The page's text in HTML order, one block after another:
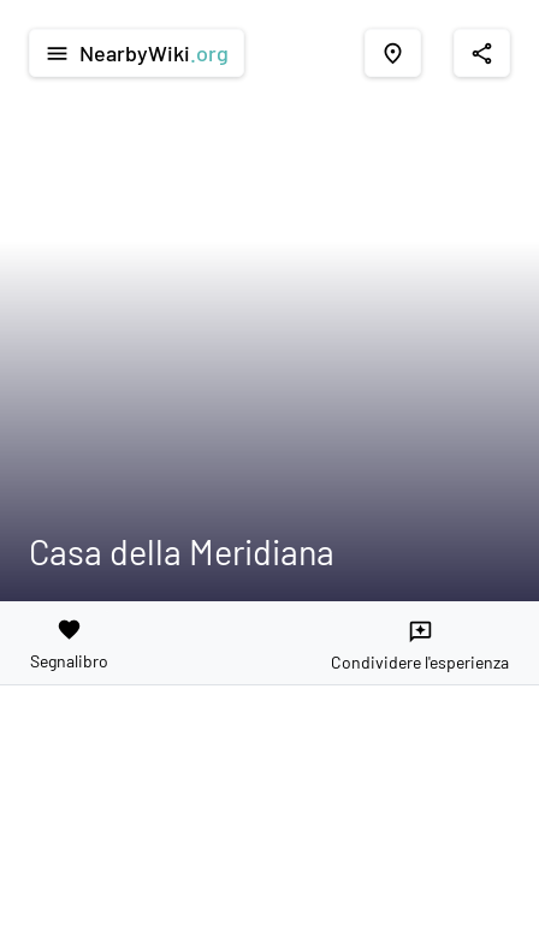
menu NearbyWiki .org place share
Casa della Meridiana
favorite
Segnalibro
reviews
Condividere l'esperienza